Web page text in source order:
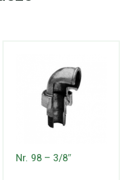
Nr. 98 – 3/8″